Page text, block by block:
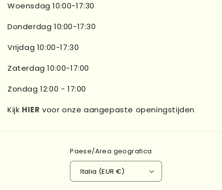
Woensdag 10:00-17:30
Donderdag 10:00-17:30
Vrijdag 10:00-17:30
Zaterdag 10:00-17:00
Zondag 12:00 - 17:00
Kijk HIER voor onze aangepaste openingstijden
Paese/Area geografica
Italia (EUR €)